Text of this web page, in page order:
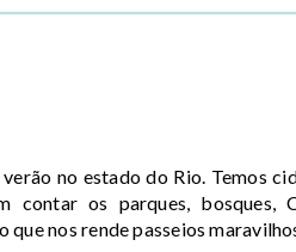
no estado do Rio. Temos
contar os parques, bosques,
nos rende passeios